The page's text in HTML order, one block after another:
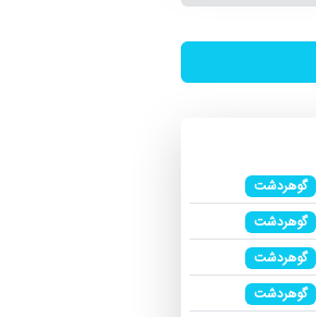
گوهردشت
گوهردشت
گوهردشت
گوهردشت